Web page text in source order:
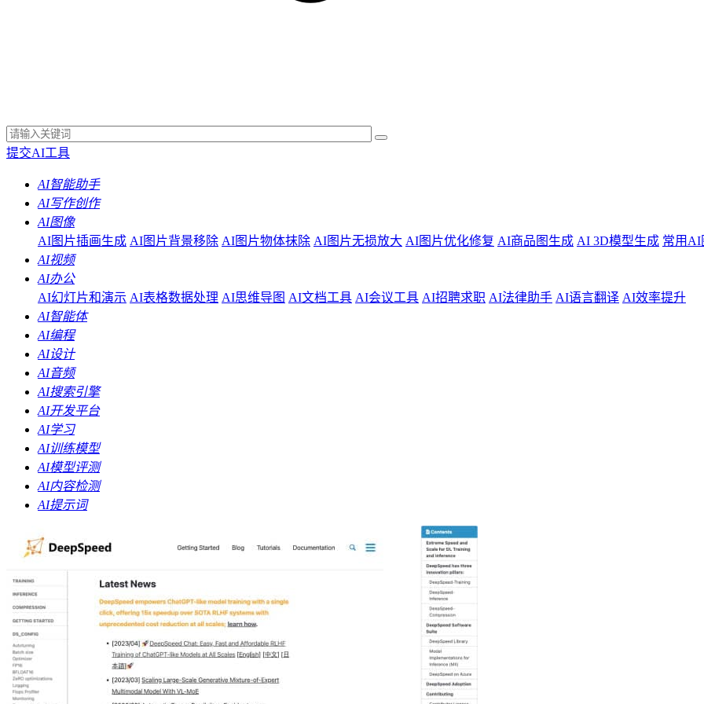
提交AI工具
AI智能助手
AI写作创作
AI图像
AI图片插画生成 AI图片背景移除 AI图片物体抹除 AI图片无损放大 AI图片优化修复 AI商品图生成 AI 3D模型生成 常用AI
AI视频
AI办公
AI幻灯片和演示 AI表格数据处理 AI思维导图 AI文档工具 AI会议工具 AI招聘求职 AI法律助手 AI语言翻译 AI效率提升
AI智能体
AI编程
AI设计
AI音频
AI搜索引擎
AI开发平台
AI学习
AI训练模型
AI模型评测
AI内容检测
AI提示词